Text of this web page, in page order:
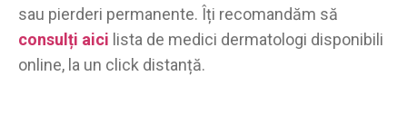
sau pierderi permanente. Îți recomandăm să
consulți aici lista de medici dermatologi disponibili
online, la un click distanță.